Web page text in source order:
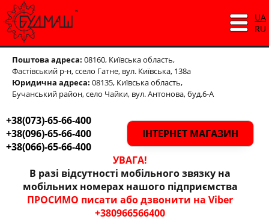
Поштова адреса: 08160, Київська область,
Фастівський р-н,ссело Гатне, вул. Київська, 138а
Юридична адреса: 08135, Київська область,
Бучанський район, село Чайки, вул. Антонова, буд.6-А
+38(073)-65-66-400
+38(096)-65-66-400
+38(066)-65-66-400
ІНТЕРНЕТ МАГАЗИН
УВАГА!
В разі відсутності мобільного звязку на
мобільних номерах нашого підприємства
ПРОСИМО писати або дзвонити на Viber
+380966566400
UA
RU